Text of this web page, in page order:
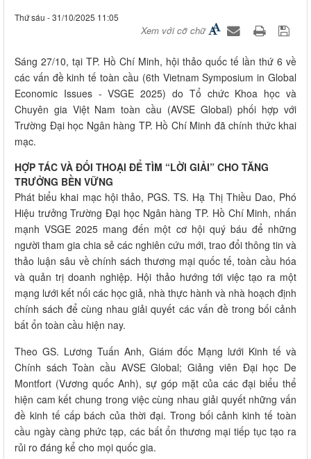
Thứ sáu - 31/10/2025 11:05
Xem với cỡ chữ
Sáng 27/10, tại TP. Hồ Chí Minh, hội thảo quốc tế lần thứ 6 về
các vấn đề kinh tế toàn cầu (6th Vietnam Symposium in Global
Economic Issues - VSGE 2025) do Tổ chức Khoa học và
Chuyên gia Việt Nam toàn cầu (AVSE Global) phối hợp với
Trường Đại học Ngân hàng TP. Hồ Chí Minh đã chính thức khai
mạc.
HỢP TÁC VÀ ĐỐI THOẠI ĐỂ TÌM “LỜI GIẢI” CHO TĂNG
TRƯỞNG BỀN VỮNG
Phát biểu khai mạc hội thảo, PGS. TS. Hạ Thị Thiều Dao, Phó
Hiệu trưởng Trường Đại học Ngân hàng TP. Hồ Chí Minh, nhấn
mạnh VSGE 2025 mang đến một cơ hội quý báu để những
người tham gia chia sẻ các nghiên cứu mới, trao đổi thông tin và
thảo luận sâu về chính sách thương mại quốc tế, toàn cầu hóa
và quản trị doanh nghiệp. Hội thảo hướng tới việc tạo ra một
mạng lưới kết nối các học giả, nhà thực hành và nhà hoạch định
chính sách để cùng nhau giải quyết các vấn đề trong bối cảnh
bất ổn toàn cầu hiện nay.
Theo GS. Lương Tuấn Anh, Giám đốc Mạng lưới Kinh tế và
Chính sách Toàn cầu AVSE Global; Giảng viên Đại học De
Montfort (Vương quốc Anh), sự góp mặt của các đại biểu thể
hiện cam kết chung trong việc cùng nhau giải quyết những vấn
đề kinh tế cấp bách của thời đại. Trong bối cảnh kinh tế toàn
cầu ngày càng phức tạp, các bất ổn thương mại tiếp tục tạo ra
rủi ro đáng kể cho mọi quốc gia.